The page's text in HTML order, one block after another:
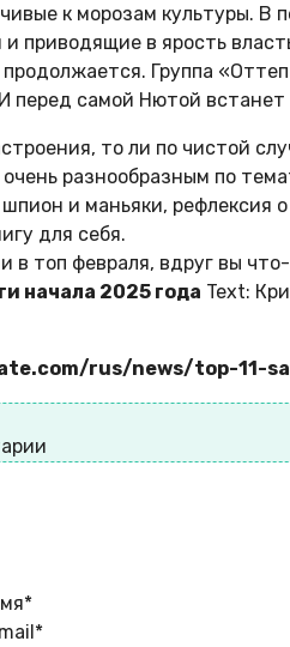
к морозам культуры. В
приводящие в ярость
Группа
перед самой Нютой
то ли по чистой
очень разнообразным по
и маньяки, рефлексия
для себя.
в топ февраля, вдруг вы
начала 2025 года Text:
rus/news/top-11-